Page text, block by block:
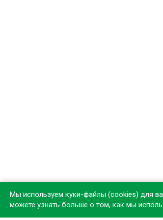
Мы используем куки-файлы (cookies) для
можете узнать больше о том, как мы